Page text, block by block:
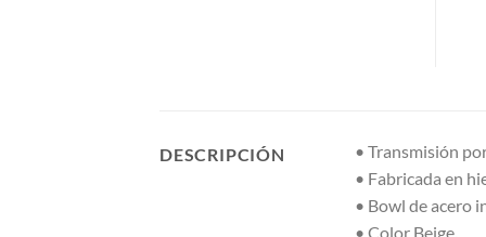
DESCRIPCIÓN
• Transmisión
• Fabricada en
• Bowl de acero
• Color Beige.